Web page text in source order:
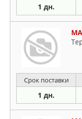
1 дн.
Срок поставки
1 дн.